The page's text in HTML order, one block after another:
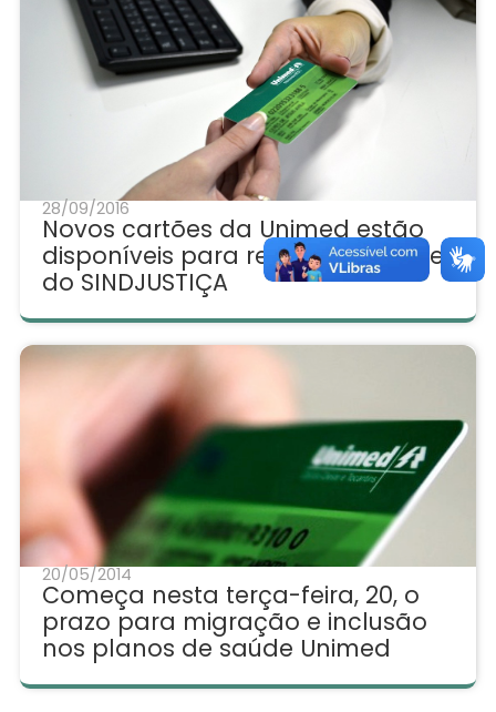
28/09/2016
Novos cartões da Unimed estão
disponíveis para retirada na sede
do SINDJUSTIÇA
20/05/2014
Começa nesta terça-feira, 20, o
prazo para migração e inclusão
nos planos de saúde Unimed